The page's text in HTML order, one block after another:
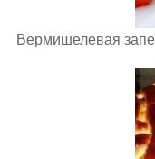
Вермишелевая